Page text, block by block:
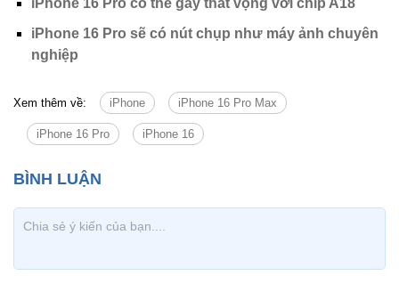
iPhone 16 Pro có thể gây thất vọng với chip A18
iPhone 16 Pro sẽ có nút chụp như máy ảnh chuyên
nghiệp
Xem thêm về: iPhone iPhone 16 Pro Max
iPhone 16 Pro iPhone 16